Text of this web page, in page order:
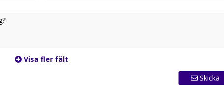
Visa fler fält
Skicka